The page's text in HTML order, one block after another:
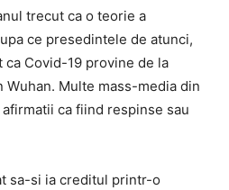
trecut ca o teorie a
ce presedintele de atunci,
ca Covid-19 provine de la
Multe mass-media din
ca fiind respinse sau
sa-si ia creditul printr-o